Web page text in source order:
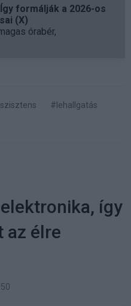
formálják a 2026-os
(X)
órabér,
#lehallgatás
így
az élre